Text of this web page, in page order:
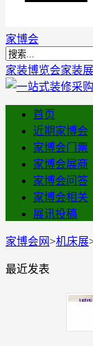
家博会
家装博览会家装展
首页
近期家博会
家博会门票
家博会展商
家博会问答
家博会相关
展讯投稿
家博会网>机床展
最近发表